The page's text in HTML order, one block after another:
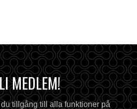
MEDLEM!
tillgång till alla funktioner på